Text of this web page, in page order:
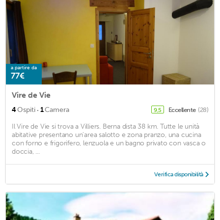
a partire da
77€
Vire de Vie
4Ospiti · 1Camera 9,5 Eccellente (28)
Il Vire de Vie si trova a Villiers. Berna dista 38 km. Tutte le unità
abitative presentano un'area salotto e zona pranzo, una cucina
con forno e frigorifero, lenzuola e un bagno privato con vasca o
doccia, ...
Verifica disponibilità